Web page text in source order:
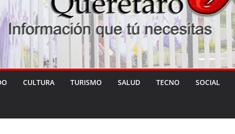
CULTURA TURISMO SALUD TECNO SOCIAL